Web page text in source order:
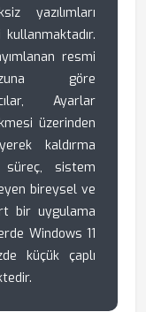
yazılımları
resmi
göre
Ayarlar
üzerinden
kaldırma
süreç, sistem
bireysel ve
bir uygulama
Windows 11
küçük çaplı